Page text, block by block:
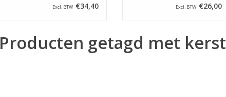
Excl. BTW €34,40 Excl. BTW €26,00
Producten getagd met kerst